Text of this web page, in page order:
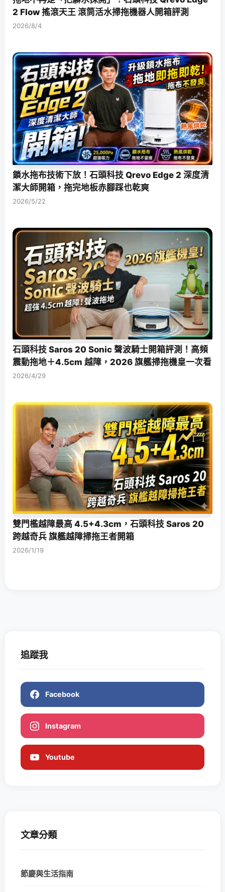
2 Flow 搖滾天王 滾筒活水掃拖機器人開箱評測
2026/8/4
鎖水拖布技術下放！石頭科技 Qrevo Edge 2 深度清
潔大師開箱，拖完地板赤腳踩也乾爽
2026/5/22
石頭科技 Saros 20 Sonic 聲波騎士開箱評測！高頻
震動拖地＋4.5cm 越障，2026 旗艦掃拖機皇一次看
2026/4/29
雙門檻越障最高 4.5+4.3cm，石頭科技 Saros 20
跨越奇兵 旗艦越障掃拖王者開箱
2026/1/19
追蹤我
Facebook
Instagram
Youtube
文章分類
節慶與生活指南